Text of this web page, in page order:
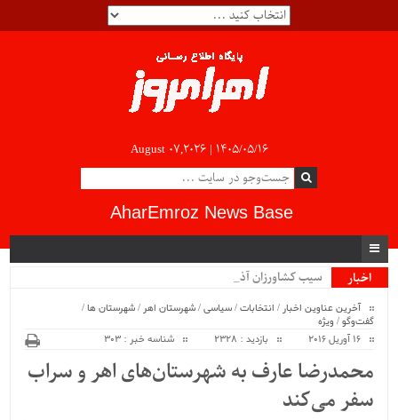
August 07,2026 | ۱۴۰۵/۰۵/۱۶
AharEmroz News Base
اخبار
سیب کشاورزان آذرب_
آخرین عناوین اخبار / انتخابات/سیاسی/شهرستان اهر /شهرستان ها/
گفت‌وگو/ ویژه
16 آوریل 2016
بازدید : 2328 شناسه خبر : 303
محمدرضا عارف به شهرستان‌های اهر و سراب
سفر می‌کند